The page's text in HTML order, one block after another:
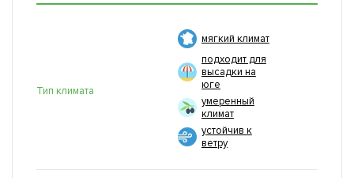
Тип климата
мягкий климат
подходит для
высадки на
юге
умеренный
климат
устойчив к
ветру